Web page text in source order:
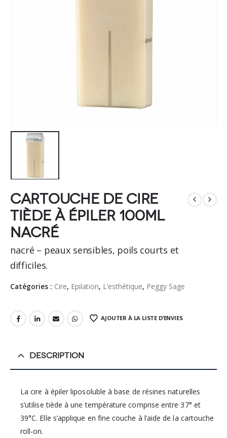
Cartouche de cire
tiède à épiler 100ml
nacré
nacré – peaux sensibles, poils courts et
difficiles.
Catégories : Cire, Epilation, L’esthétique, Peggy Sage
AJOUTER À LA LISTE D’ENVIES
DESCRIPTION
La cire à épiler liposoluble à base de résines naturelles
s’utilise tiède à une température comprise entre 37° et
39°C. Elle s’applique en fine couche à l’aide de la cartouche
roll-on.